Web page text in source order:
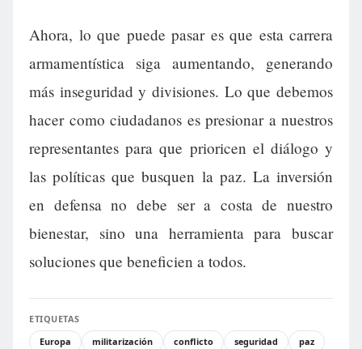
Ahora, lo que puede pasar es que esta carrera
armamentística siga aumentando, generando
más inseguridad y divisiones. Lo que debemos
hacer como ciudadanos es presionar a nuestros
representantes para que prioricen el diálogo y
las políticas que busquen la paz. La inversión
en defensa no debe ser a costa de nuestro
bienestar, sino una herramienta para buscar
soluciones que beneficien a todos.
ETIQUETAS
Europa
militarización conflicto seguridad paz